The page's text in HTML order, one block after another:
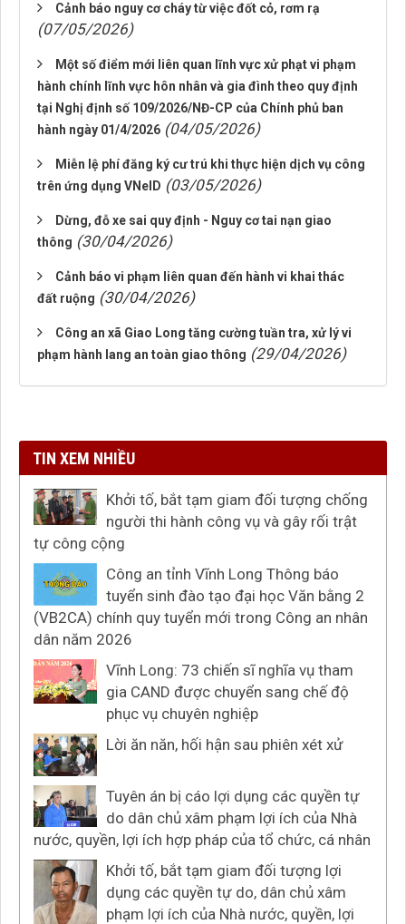
Cảnh báo nguy cơ cháy từ việc đốt cỏ, rơm rạ
(07/05/2026)
Một số điểm mới liên quan lĩnh vực xử phạt vi phạm
hành chính lĩnh vực hôn nhân và gia đình theo quy định
tại Nghị định số 109/2026/NĐ-CP của Chính phủ ban
hành ngày 01/4/2026 (04/05/2026)
Miễn lệ phí đăng ký cư trú khi thực hiện dịch vụ công
trên ứng dụng VNeID (03/05/2026)
Dừng, đỗ xe sai quy định - Nguy cơ tai nạn giao
thông (30/04/2026)
Cảnh báo vi phạm liên quan đến hành vi khai thác
đất ruộng (30/04/2026)
Công an xã Giao Long tăng cường tuần tra, xử lý vi
phạm hành lang an toàn giao thông (29/04/2026)
TIN XEM NHIỀU
Khởi tố, bắt tạm giam đối tượng chống
người thi hành công vụ và gây rối trật
tự công cộng
Công an tỉnh Vĩnh Long Thông báo
tuyển sinh đào tạo đại học Văn bằng 2
(VB2CA) chính quy tuyển mới trong Công an nhân
dân năm 2026
Vĩnh Long: 73 chiến sĩ nghĩa vụ tham
gia CAND được chuyển sang chế độ
phục vụ chuyên nghiệp
Lời ăn năn, hối hận sau phiên xét xử
Tuyên án bị cáo lợi dụng các quyền tự
do dân chủ xâm phạm lợi ích của Nhà
nước, quyền, lợi ích hợp pháp của tổ chức, cá nhân
Khởi tố, bắt tạm giam đối tượng lợi
dụng các quyền tự do, dân chủ xâm
phạm lợi ích của Nhà nước, quyền, lợi